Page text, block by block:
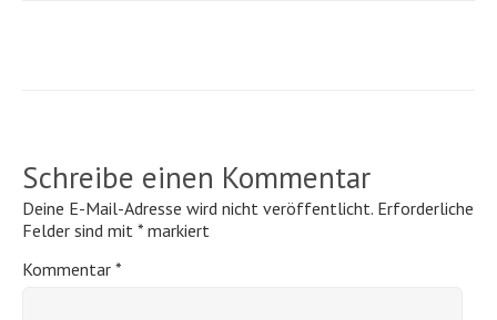
Schreibe einen Kommentar
Deine E-Mail-Adresse wird nicht veröffentlicht. Erforderliche
Felder sind mit * markiert
Kommentar *